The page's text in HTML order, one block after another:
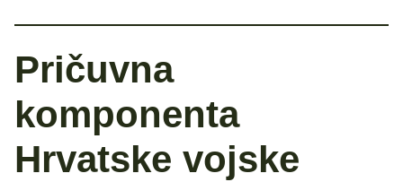
Pričuvna
komponenta
Hrvatske vojske